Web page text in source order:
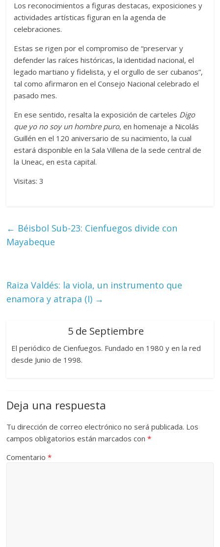
Los reconocimientos a figuras destacas, exposiciones y
actividades artísticas figuran en la agenda de
celebraciones.
Estas se rigen por el compromiso de “preservar y
defender las raíces históricas, la identidad nacional, el
legado martiano y fidelista, y el orgullo de ser cubanos”,
tal como afirmaron en el Consejo Nacional celebrado el
pasado mes.
En ese sentido, resalta la exposición de carteles Digo
que yo no soy un hombre puro, en homenaje a Nicolás
Guillén en el 120 aniversario de su nacimiento, la cual
estará disponible en la Sala Villena de la sede central de
la Uneac, en esta capital.
Visitas: 3
← Béisbol Sub-23: Cienfuegos divide con
Mayabeque
Raiza Valdés: la viola, un instrumento que
enamora y atrapa (I) →
5 de Septiembre
El periódico de Cienfuegos. Fundado en 1980 y en la red
desde Junio de 1998.
Deja una respuesta
Tu dirección de correo electrónico no será publicada. Los
campos obligatorios están marcados con*
Comentario*